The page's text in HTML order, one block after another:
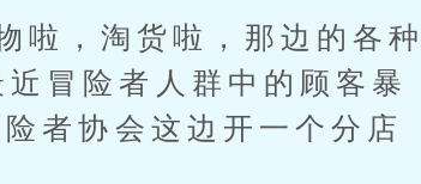
，淘货啦，那边的各种
冒险者人群中的顾客暴
者协会这边开一个分店